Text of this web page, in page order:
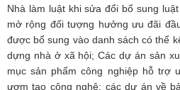
Nhà làm luật khi sửa đổi bổ sung
mở rộng đối tượng hưởng ưu đãi
được bổ sung vào danh sách có thể
dựng nhà ở xã hội; Các dự án sản
mục sản phẩm công nghiệp hỗ trợ
ươm tạo công nghệ; các dự án về